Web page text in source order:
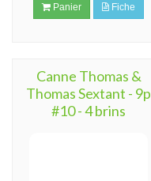
Panier Fiche
Canne Thomas &
Thomas Sextant - 9p
#10 - 4 brins